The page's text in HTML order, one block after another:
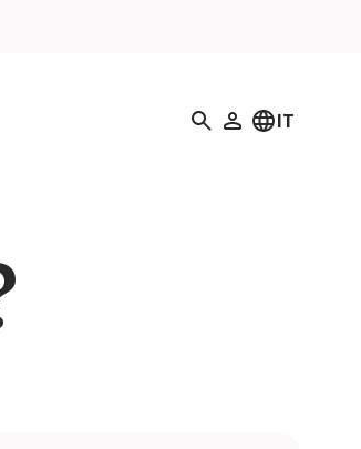
Ricerca
Il mio profilo
IT